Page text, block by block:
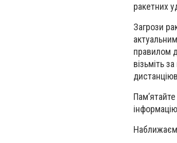
ракетних
Загрози
правилом
візьміть